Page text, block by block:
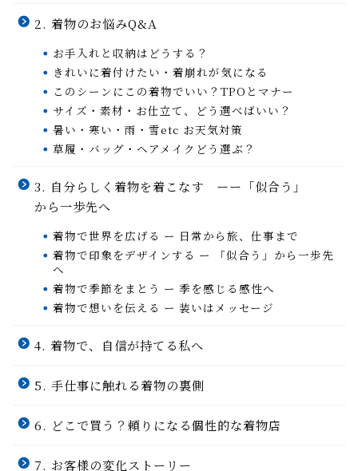
2. 着物のお悩みQ&A
お手入れと収納はどうする？
きれいに着付けたい・着崩れが気になる
このシーンにこの着物でいい？TPOとマナー
サイズ・素材・お仕立て、どう選べばいい？
暑い・寒い・雨・雪etc お天気対策
草履・バッグ・ヘアメイクどう選ぶ？
3. 自分らしく着物を着こなす ーー「似合う」
から一歩先へ
着物で世界を広げる ー 日常から旅、仕事まで
着物で印象をデザインする ー 「似合う」から一歩先
へ
着物で季節をまとう ー 季を感じる感性へ
着物で想いを伝える ー 装いはメッセージ
4. 着物で、自信が持てる私へ
5. 手仕事に触れる着物の裏側
6. どこで買う？頼りになる個性的な着物店
7. お客様の変化ストーリー